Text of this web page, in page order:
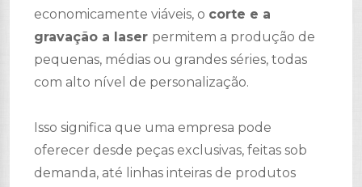
economicamente viáveis, o corte e a
gravação a laser permitem a produção de
pequenas, médias ou grandes séries, todas
com alto nível de personalização.
Isso significa que uma empresa pode
oferecer desde peças exclusivas, feitas sob
demanda, até linhas inteiras de produtos